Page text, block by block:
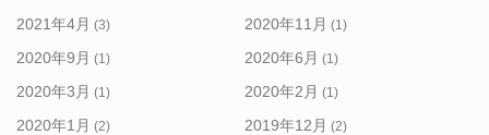
2021年4月 (3) 2020年11月 (1)
2020年9月 (1) 2020年6月 (1)
2020年3月 (1) 2020年2月 (1)
2020年1月 (2) 2019年12月 (2)